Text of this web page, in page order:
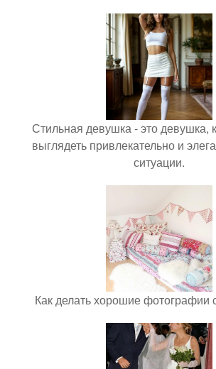
Стильная девушка - это девушка,
выглядеть привлекательно и
ситуации.
Как делать хорошие фотографии